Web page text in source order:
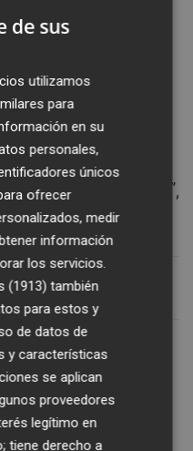
fuera de la
tenemos que
que es la
un camino
la Europa
recuperado a
capacidad de
en pocos días”,
de sus
utilizamos
para
en su
personales,
únicos
ofrecer
medir
información
los servicios.
(1913) también
para estos y
de datos de
y características
se aplican
proveedores
legítimo en
tiene derecho a